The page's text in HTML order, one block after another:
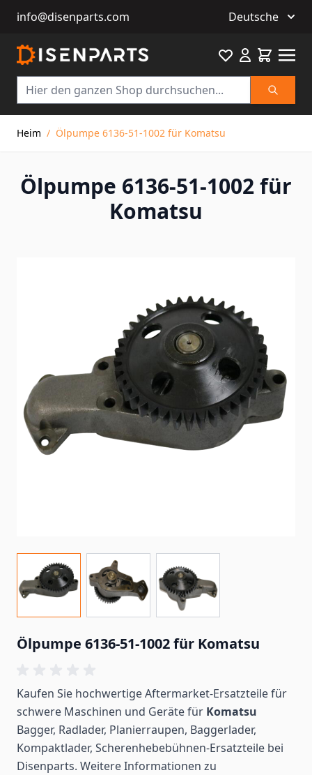
info@disenparts.com Deutsche
Suche
Favourite
Heim / Ölpumpe 6136-51-1002 für Komatsu
Ölpumpe 6136-51-1002 für
Komatsu
Ölpumpe 6136-51-1002 für Komatsu
Kaufen Sie hochwertige Aftermarket-Ersatzteile für
schwere Maschinen und Geräte für Komatsu
Bagger, Radlader, Planierraupen, Baggerlader,
Kompaktlader, Scherenhebebühnen-Ersatzteile bei
Disenparts. Weitere Informationen zu